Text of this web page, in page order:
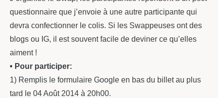
questionnaire que j’envoie à une autre participante qui
devra confectionner le colis. Si les Swappeuses ont des
blogs ou IG, il est souvent facile de deviner ce qu’elles
aiment !
• Pour participer:
1) Remplis le formulaire Google en bas du billet au plus
tard le 04 Août 2014 à 20h00.